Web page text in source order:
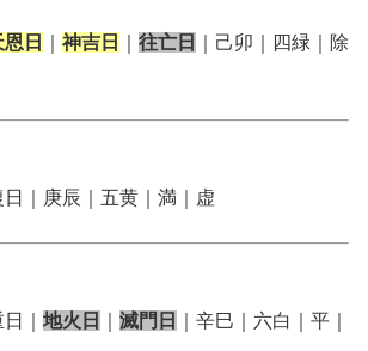
恩日 神吉日 往亡日
｜己卯｜四緑｜除
日｜庚辰｜五黄｜満｜虚
日｜ 地火日 滅門日
｜辛巳｜六白｜平｜